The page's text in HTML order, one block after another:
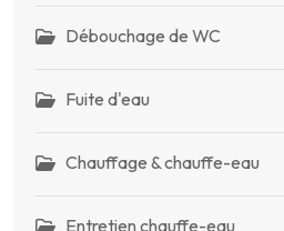
Débouchage de WC
Fuite d'eau
Chauffage & chauffe-eau
Entretien chauffe-eau